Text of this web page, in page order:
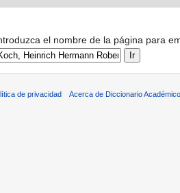
el nombre de la página para
de privacidad Acerca de Diccionario